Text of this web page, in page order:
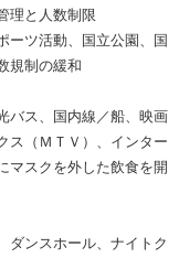
理と人数制限
ーツ活動、国立公園、国
規制の緩和
バス、国内線／船、映画
ス（ＭＴＶ）、インター
マスクを外した飲食を開
ダンスホール、ナイトク